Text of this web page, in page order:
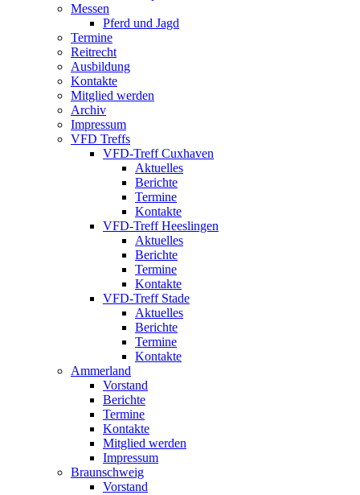
Messen
Pferd und Jagd
Termine
Reitrecht
Ausbildung
Kontakte
Mitglied werden
Archiv
Impressum
VFD Treffs
VFD-Treff Cuxhaven
Aktuelles
Berichte
Termine
Kontakte
VFD-Treff Heeslingen
Aktuelles
Berichte
Termine
Kontakte
VFD-Treff Stade
Aktuelles
Berichte
Termine
Kontakte
Ammerland
Vorstand
Berichte
Termine
Kontakte
Mitglied werden
Impressum
Braunschweig
Vorstand